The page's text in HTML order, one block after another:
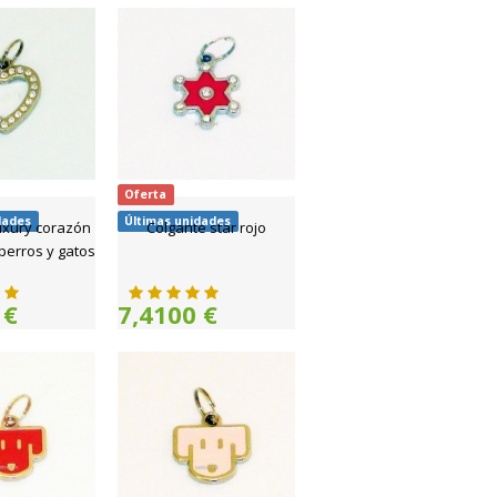
corazón
y gatos
Oferta
Últimas unidades
Colgante star rojo
7,4100 €